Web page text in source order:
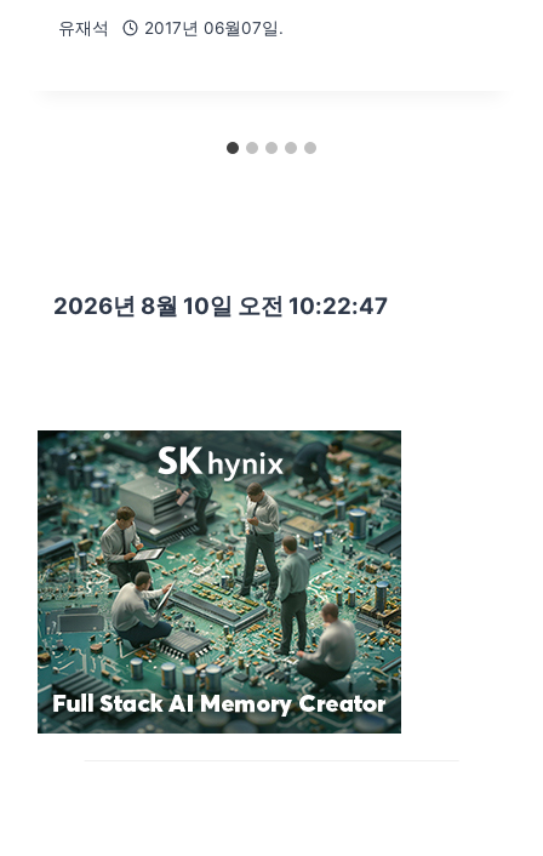
유재석 2017년 06월07일.
2026년 8월 10일 오전 10:22:48